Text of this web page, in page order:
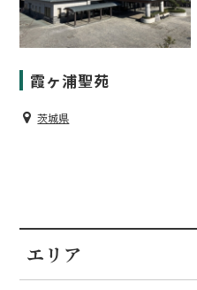
霞ヶ浦聖苑
茨城県
エリア